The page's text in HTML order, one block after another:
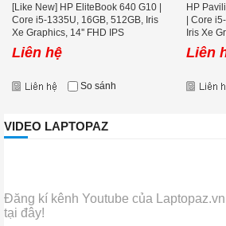
[Like New] HP EliteBook 640 G10 |
Core i5-1335U, 16GB, 512GB, Iris
Xe Graphics, 14'' FHD IPS
Liên hệ
So sánh
HP
| Core
Iris Xe
Liên
VIDEO LAPTOPAZ
Đăng kí kênh Youtube của Laptopaz.vn
tại đây!